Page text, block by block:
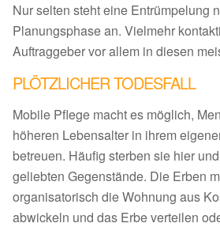
Nur selten steht eine Entrümpelung
Planungsphase an. Vielmehr
Auftraggeber vor allem in diesen
PLÖTZLICHER TODESFALL
Mobile Pflege macht es möglich,
höheren Lebensalter in ihrem
betreuen. Häufig sterben sie hier
geliebten Gegenstände. Die Erben
organisatorisch die Wohnung aus
abwickeln und das Erbe verteilen